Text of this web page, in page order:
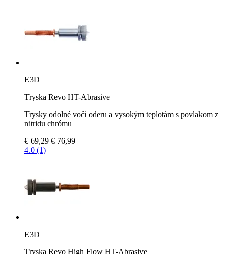
E3D
Tryska Revo HT-Abrasive
Trysky odolné voči oderu a vysokým teplotám s povlakom z
nitridu chrómu
€ 69,29 € 76,99
4.0 (1)
E3D
Tryska Revo High Flow HT-Abrasive